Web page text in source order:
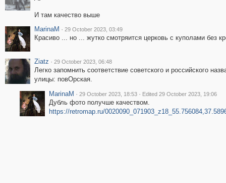
И там качество выше
MarinaM · 29 October 2023, 03:49
Красиво ... но ... жутко смотряится церковь с куполами без
Ziatz · 29 October 2023, 06:48
Легко запомнить соответствие советского и российского
улицы: повОрская.
MarinaM · 29 October 2023, 18:53 · Edited 29 October 2023, 19:06
Дубль фото получше качеством.
https://retromap.ru/